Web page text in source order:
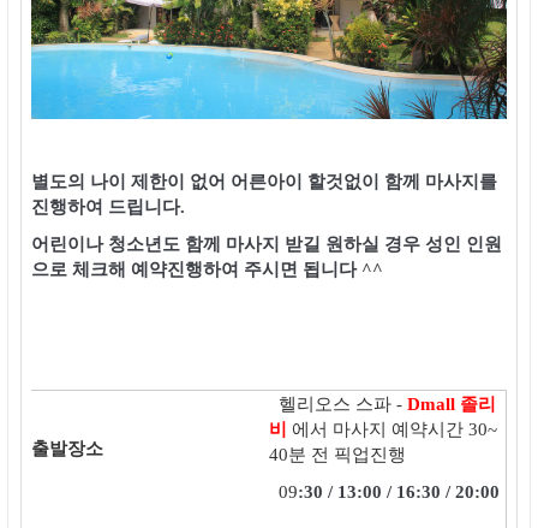
별도의 나이 제한이 없어 어른아이 할것없이 함께 마사지를
진행하여 드립니다.
어린이나 청소년도 함께 마사지 받길 원하실 경우 성인 인원
으로 체크해 예약진행하여 주시면 됩니다 ^^
출발장소
헬리오스 스파 - Dmall 졸리
비
에서 마사지 예약시간 30~
40분 전 픽업진행
09:30 / 13:00 / 16:30 / 20:00